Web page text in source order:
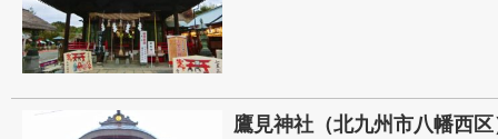
鷹見神社（北九州市八幡西区